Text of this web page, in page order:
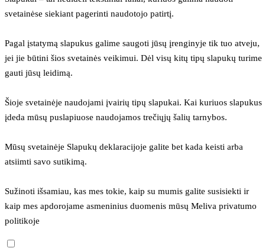
svetainėse siekiant pagerinti naudotojo patirtį.
Pagal įstatymą slapukus galime saugoti jūsų įrenginyje tik tuo atveju,
jei jie būtini šios svetainės veikimui. Dėl visų kitų tipų slapukų turime
gauti jūsų leidimą.
Šioje svetainėje naudojami įvairių tipų slapukai. Kai kuriuos slapukus
įdeda mūsų puslapiuose naudojamos trečiųjų šalių tarnybos.
Mūsų svetainėje Slapukų deklaracijoje galite bet kada keisti arba
atsiimti savo sutikimą.
Sužinoti išsamiau, kas mes tokie, kaip su mumis galite susisiekti ir
kaip mes apdorojame asmeninius duomenis mūsų Meliva privatumo
politikoje